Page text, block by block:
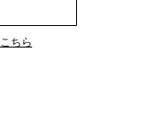
こちら